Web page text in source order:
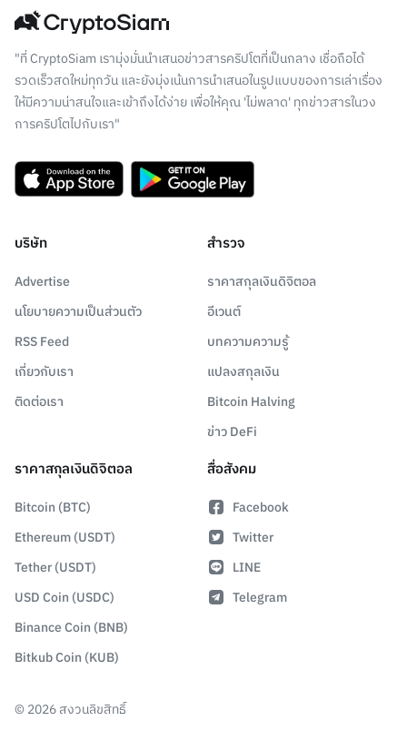
"ที่ CryptoSiam เรามุ่งมั่นนำเสนอข่าวสารคริปโตที่เป็นกลาง เชื่อถือได้
รวดเร็วสดใหม่ทุกวัน และยังมุ่งเน้นการนำเสนอในรูปแบบของการเล่าเรื่อง
ให้มีความน่าสนใจและเข้าถึงได้ง่าย เพื่อให้คุณ 'ไม่พลาด' ทุกข่าวสารในวง
การคริปโตไปกับเรา"
บริษัท
Advertise
นโยบายความเป็นส่วนตัว
RSS Feed
เกี่ยวกับเรา
ติดต่อเรา
สำรวจ
ราคาสกุลเงินดิจิตอล
อีเวนต์
บทความความรู้
แปลงสกุลเงิน
Bitcoin Halving
ข่าว DeFi
ราคาสกุลเงินดิจิตอล
Bitcoin (BTC)
Ethereum (USDT)
Tether (USDT)
USD Coin (USDC)
Binance Coin (BNB)
Bitkub Coin (KUB)
สื่อสังคม
Facebook
Twitter
LINE
Telegram
© 2026สงวนลิขสิทธิ์